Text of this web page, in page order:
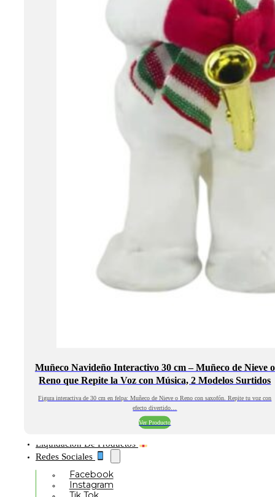
Muñeco Navideño Interactivo 30 cm – Muñeco de Nieve o
Reno que Repite la Voz con Música, 2 Modelos Surtidos
Figura interactiva de 30 cm en felpa: Muñeco de Nieve o Reno con saxofón. Repite tu voz con
efecto divertido…
Ver Producto
Liquidación De Productos
Redes Sociales
Facebook
Instagram